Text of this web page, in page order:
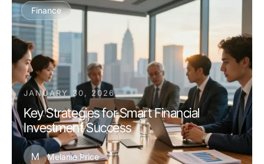
Finance
JANUARY 30, 2026
Key Strategies for Smart Financial
Investment Success
M Melanie Price